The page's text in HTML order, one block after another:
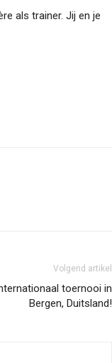
als trainer. Jij en je
Volgend artikel
toernooi in
Bergen, Duitsland!